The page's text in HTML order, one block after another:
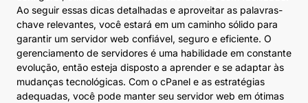
Ao seguir essas dicas detalhadas e aproveitar as palavras-
chave relevantes, você estará em um caminho sólido para
garantir um servidor web confiável, seguro e eficiente. O
gerenciamento de servidores é uma habilidade em constante
evolução, então esteja disposto a aprender e se adaptar às
mudanças tecnológicas. Com o cPanel e as estratégias
adequadas, você pode manter seu servidor web em ótimas